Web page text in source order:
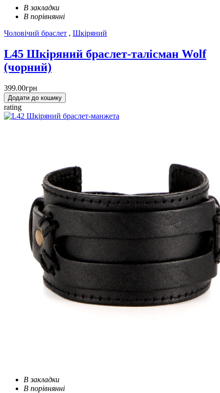
В закладки
В порівнянні
Чоловічий браслет , Шкіряний
L45 Шкіряний браслет-талісман Wolf
(чорний)
399.00грн
Додати до кошику
rating
В закладки
В порівнянні